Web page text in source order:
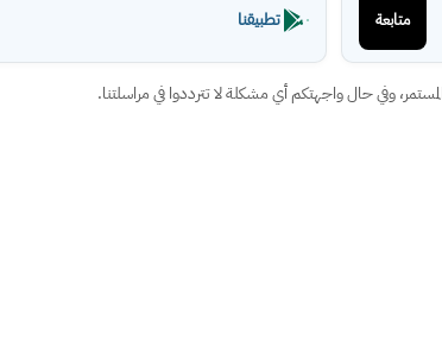
متابعة تطبيقنا
وفي حال واجهتكم أي مشكلة لا تترددوا في مراسلتنا.